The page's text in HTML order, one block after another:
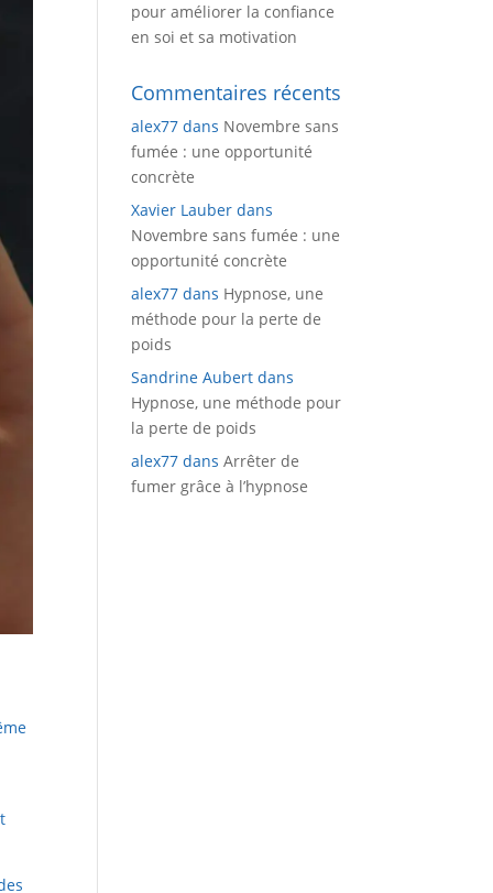
pour améliorer la confiance
en soi et sa motivation
Commentaires récents
alex77 dans Novembre sans
fumée : une opportunité
concrète
Xavier Lauber dans
Novembre sans fumée : une
opportunité concrète
alex77 dans Hypnose, une
méthode pour la perte de
poids
Sandrine Aubert dans
Hypnose, une méthode pour
la perte de poids
alex77 dansArrêter de
fumer grâce à l’hypnose